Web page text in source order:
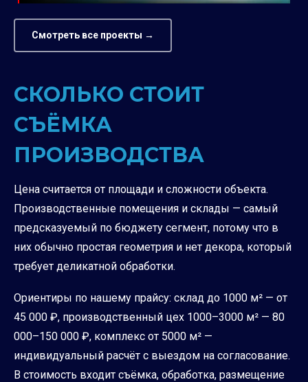
Смотреть все проекты →
СКОЛЬКО СТОИТ
СЪЁМКА
ПРОИЗВОДСТВА
Цена считается от площади и сложности объекта.
Производственные помещения и склады — самый
предсказуемый по бюджету сегмент, потому что в
них обычно простая геометрия и нет декора, который
требует деликатной обработки.
Ориентиры по нашему прайсу: склад до 1000 м² — от
45 000 ₽, производственный цех 1000–3000 м² — 80
000–150 000 ₽, комплекс от 5000 м² —
индивидуальный расчёт с выездом на согласование.
В стоимость входит съёмка, обработка, размещение